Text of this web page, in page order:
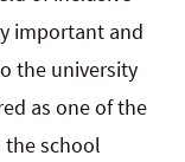
important and
the university
as one of the
school